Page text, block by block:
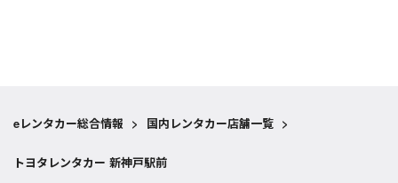
eレンタカー総合情報 > 国内レンタカー店舗一覧 >
トヨタレンタカー 新神戸駅前